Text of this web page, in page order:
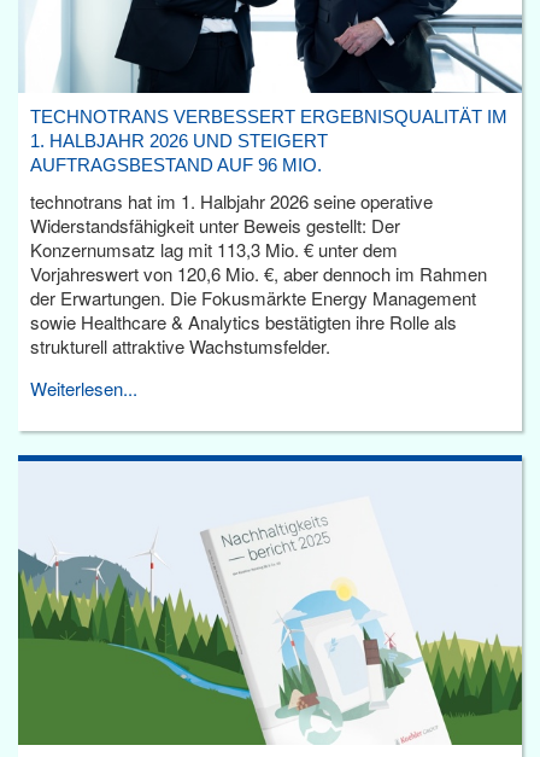
TECHNOTRANS VERBESSERT ERGEBNISQUALITÄT IM
1. HALBJAHR 2026 UND STEIGERT
AUFTRAGSBESTAND AUF 96 MIO.
technotrans hat im 1. Halbjahr 2026 seine operative
Widerstandsfähigkeit unter Beweis gestellt: Der
Konzernumsatz lag mit 113,3 Mio. € unter dem
Vorjahreswert von 120,6 Mio. €, aber dennoch im Rahmen
der Erwartungen. Die Fokusmärkte Energy Management
sowie Healthcare & Analytics bestätigten ihre Rolle als
strukturell attraktive Wachstumsfelder.
Weiterlesen...